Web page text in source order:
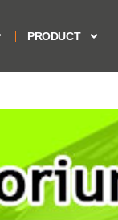
PRODUCT